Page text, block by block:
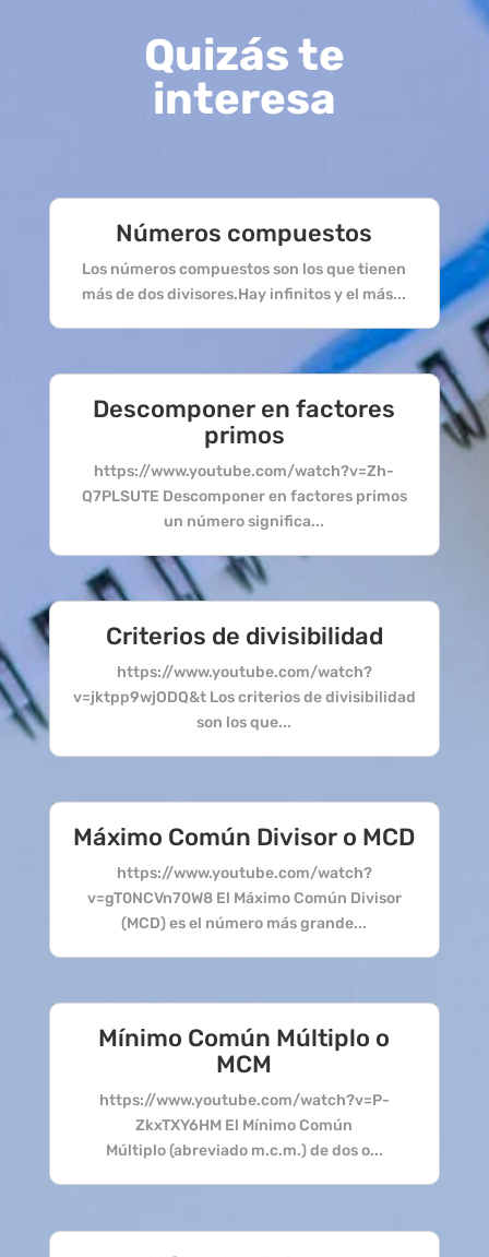
Quizás te
interesa
Números compuestos
Los números compuestos son los que tienen
más de dos divisores.Hay infinitos y el más...
Descomponer en factores
primos
https://www.youtube.com/watch?v=Zh-
Q7PLSUTE Descomponer en factores primos
un número significa...
Criterios de divisibilidad
https://www.youtube.com/watch?
v=jktpp9wjODQ&t Los criterios de divisibilidad
son los que...
Máximo Común Divisor o MCD
https://www.youtube.com/watch?
v=gT0NCVn70W8 El Máximo Común Divisor
(MCD) es el número más grande...
Mínimo Común Múltiplo o
MCM
https://www.youtube.com/watch?v=P-
ZkxTXY6HM El Mínimo Común
Múltiplo (abreviado m.c.m.) de dos o...